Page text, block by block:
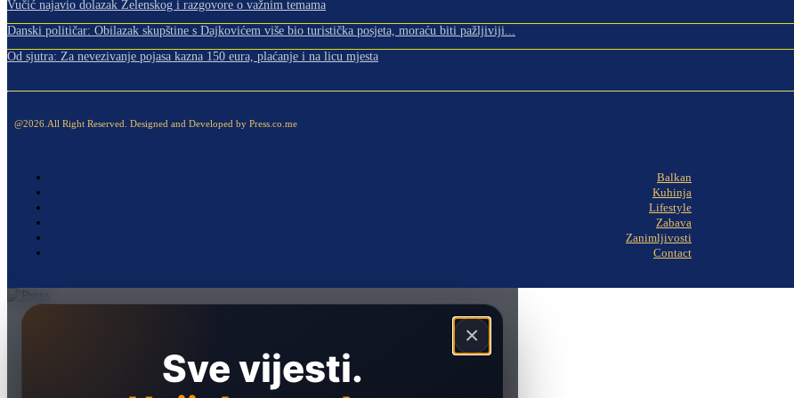
Vučić najavio dolazak Zelenskog i razgovore o važnim temama
Danski političar: Obilazak skupštine s Dajkovićem više bio turistička posjeta, moraću biti pažljiviji...
Od sjutra: Za nevezivanje pojasa kazna 150 eura, plaćanje i na licu mjesta
@2026.All Right Reserved. Designed and Developed by Press.co.me
Balkan
Kuhinja
Lifestyle
Zabava
Zanimljivosti
Contact
×
Sve vijesti.